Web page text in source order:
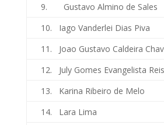
9. Gustavo Almino de Sales
10. Iago Vanderlei Dias Piva
11. Joao Gustavo Caldeira
12. July Gomes Evangelista Reis
13. Karina Ribeiro de Melo
14. Lara Lima